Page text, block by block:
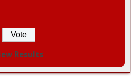
Results